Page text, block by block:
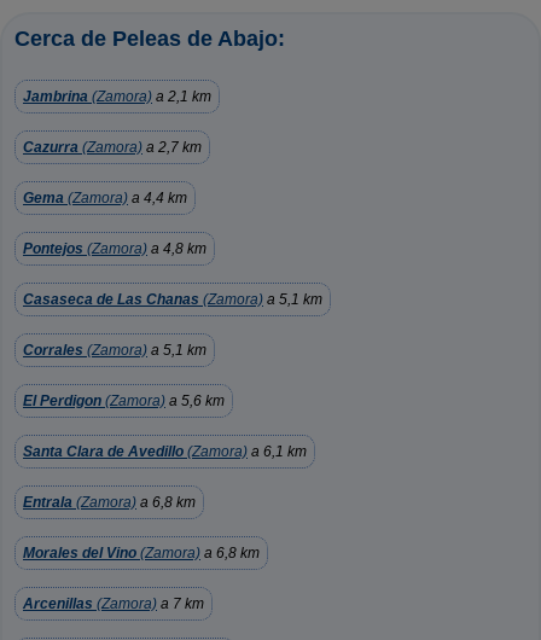
Cerca de Peleas de Abajo:
Jambrina (Zamora) a 2,1 km
Cazurra (Zamora) a 2,7 km
Gema (Zamora) a 4,4 km
Pontejos (Zamora) a 4,8 km
Casaseca de Las Chanas (Zamora) a 5,1 km
Corrales (Zamora) a 5,1 km
El Perdigon (Zamora) a 5,6 km
Santa Clara de Avedillo (Zamora) a 6,1 km
Entrala (Zamora) a 6,8 km
Morales del Vino (Zamora) a 6,8 km
Arcenillas (Zamora) a 7 km